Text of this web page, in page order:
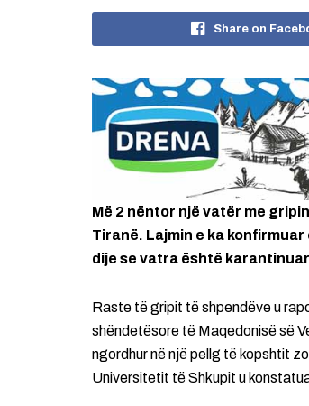
Share on
Më 2 nëntor një vatër me
Tiranë. Lajmin e ka
dije se vatra është
Raste të gripit të shpendëve u
shëndetësore të Maqedonisë së
ngordhur në një pellg të kopshtit
Universitetit të Shkupit u